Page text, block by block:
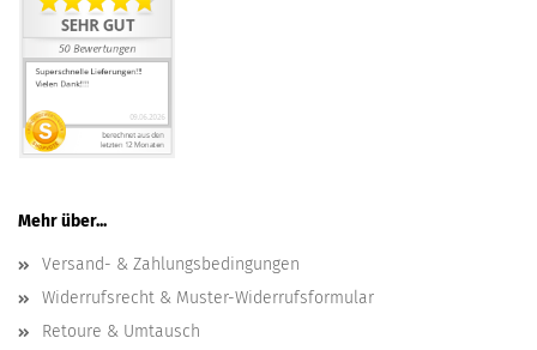
Mehr über...
Versand- & Zahlungsbedingungen
Widerrufsrecht & Muster-Widerrufsformular
Retoure & Umtausch